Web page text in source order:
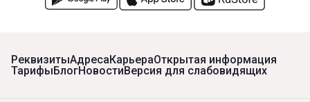
РеквизитыАдресаКарьераОткрытая информация
ТарифыБлогНовостиВерсия для слабовидящих